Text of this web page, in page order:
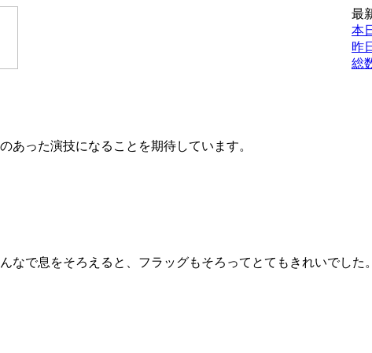
最
本
昨
総
った演技になることを期待しています。
で息をそろえると、フラッグもそろってとてもきれいでした。